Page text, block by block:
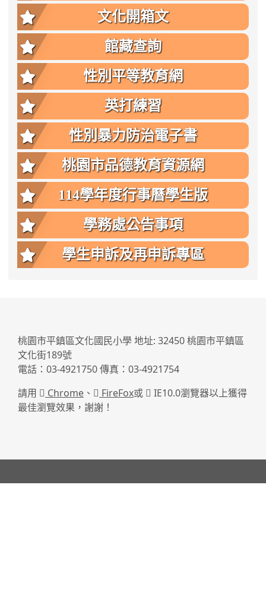
文化開箱文
館藏查詢
性別平等教育網
英打練習
性別暴力防治電子書
桃園市品德教育資源網
114學年度行事曆學生版
學務處公告事項
學生申訴及再申訴專區
桃園市平鎮區文化國民小學 地址: 32450 桃園市平鎮區
文化街189號
電話：03-4921750 傳真：03-4921754
請用
Chrome 、 FireFox或
IE10.0瀏覽器以上獲得
最佳瀏覽效果，謝謝！